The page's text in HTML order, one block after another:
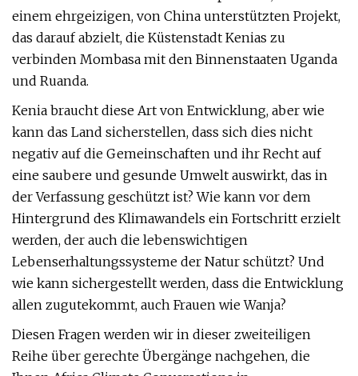
einem ehrgeizigen, von China unterstützten Projekt,
das darauf abzielt, die Küstenstadt Kenias zu
verbinden Mombasa mit den Binnenstaaten Uganda
und Ruanda.
Kenia braucht diese Art von Entwicklung, aber wie
kann das Land sicherstellen, dass sich dies nicht
negativ auf die Gemeinschaften und ihr Recht auf
eine saubere und gesunde Umwelt auswirkt, das in
der Verfassung geschützt ist? Wie kann vor dem
Hintergrund des Klimawandels ein Fortschritt erzielt
werden, der auch die lebenswichtigen
Lebenserhaltungssysteme der Natur schützt? Und
wie kann sichergestellt werden, dass die Entwicklung
allen zugutekommt, auch Frauen wie Wanja?
Diesen Fragen werden wir in dieser zweiteiligen
Reihe über gerechte Übergänge nachgehen, die